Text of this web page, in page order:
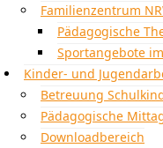
Familienzentrum
Pädagogische
Sportangebote
Kinder- und
Betreuung
Pädagogische
Downloadbereich